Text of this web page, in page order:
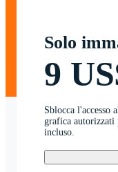
Solo
9
Sblocca
grafica autorizzati
incluso.